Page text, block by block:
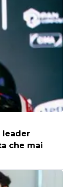
leader
che mai